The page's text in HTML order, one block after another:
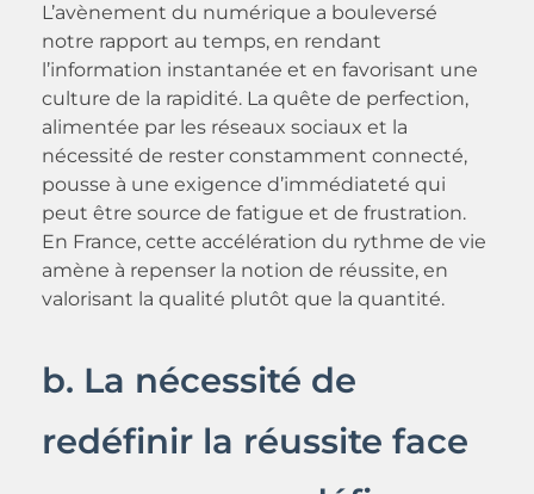
L’avènement du numérique a bouleversé
notre rapport au temps, en rendant
l’information instantanée et en favorisant une
culture de la rapidité. La quête de perfection,
alimentée par les réseaux sociaux et la
nécessité de rester constamment connecté,
pousse à une exigence d’immédiateté qui
peut être source de fatigue et de frustration.
En France, cette accélération du rythme de vie
amène à repenser la notion de réussite, en
valorisant la qualité plutôt que la quantité.
b. La nécessité de
redéfinir la réussite face